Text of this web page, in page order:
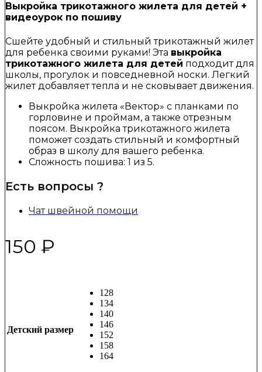
Выкройка трикотажного жилета для детей +
видеоурок по пошиву
Сшейте удобный и стильный трикотажный жилет
для ребенка своими руками! Эта выкройка
трикотажного жилета для детей подходит для
школы, прогулок и повседневной носки. Легкий
жилет добавляет тепла и не сковывает движения.
Выкройка жилета «Вектор» с планками по
горловине и проймам, а также отрезным
поясом. Выкройка трикотажного жилета
поможет создать стильный и комфортный
образ в школу для вашего ребенка.
Сложность пошива: 1 из 5.
Есть вопросы ?
Чат швейной помощи
150 ₽
Детский размер
128
134
140
146
152
158
164